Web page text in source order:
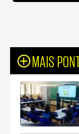
MAIS